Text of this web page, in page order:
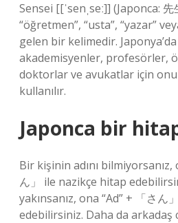
Sensei [[ˈsenˌseː]] (Japonca:
“öğretmen”, “usta”, “yazar”
gelen bir kelimedir.
akademisyenler, profesörler,
doktorlar ve avukatlar için
kullanılır.
Japonca bir
Bir kişinin adını bilmiyorsanız,
ん」 ile nazikçe hitap
yakınsanız, ona “Ad” + 「さん
edebilirsiniz. Daha da arkadaş